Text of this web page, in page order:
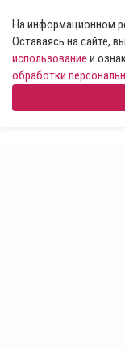
На информационном
Оставаясь на сайте,
использование и
обработки